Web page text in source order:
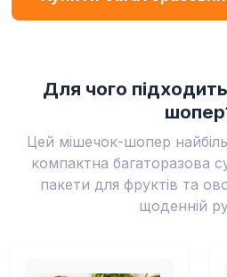
Для чого
Цей мішечок-шопер
компактна багаторазова
пакети для фруктів та
щоденній